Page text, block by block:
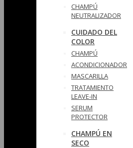
CHAMPÚ
NEUTRALIZADOR
CUIDADO DEL
COLOR
CHAMPÚ
ACONDICIONADOR
MASCARILLA
TRATAMIENTO
LEAVE-IN
SERUM
PROTECTOR
CHAMPÚ EN
SECO